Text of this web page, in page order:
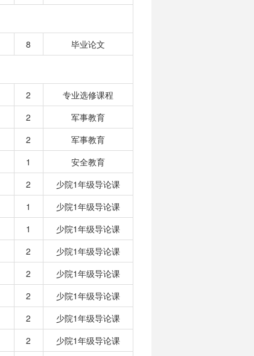
8 毕业论文
2
专业选修课程
2
军事教育
2
军事教育
1
安全教育
2
少院1年级导论课
1
少院1年级导论课
1
少院1年级导论课
2
少院1年级导论课
2
少院1年级导论课
2
少院1年级导论课
2
少院1年级导论课
2
少院1年级导论课